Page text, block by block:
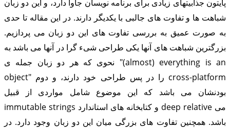
پایتون جذابیتهای زیادی برای برنامه نویسان جاوا دارد، و این دو زبان
شباهت ها و تفاوت های جالبی با یکدیگر دارند. در این مقاله تا حدی
به صورت عمیق به بررسی تفاوت های این دو زبان می پردازیم.
بزرگترین شباهت های آنها یکی طراحی شیء گرا در آنها می باشد به
نحوی که هر دو زبان جمله ی "(almost) everything is an
object" را در پس طراحی خود دارند، و دوم cross-platform
بودنشان می باشد که این موضوع شامل مواردی از قبیل
immutable strings و کتابخانه های استاندارد deep relative می
باشد. همچنین تفاوت های بزرگی میان این دو زبان وجود دارد. در